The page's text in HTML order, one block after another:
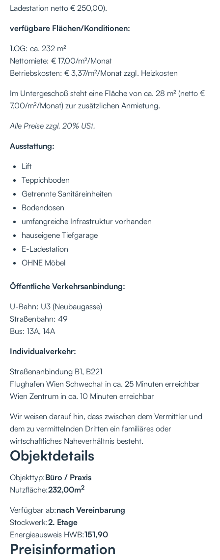
Ladestation netto € 250,00).
verfügbare Flächen/Konditionen:
1.OG: ca. 232 m²
Nettomiete: € 17,00/m²/Monat
Betriebskosten: € 3,37/m²/Monat zzgl. Heizkosten
Im Untergeschoß steht eine Fläche von ca. 28 m² (netto €
7,00/m²/Monat) zur zusätzlichen Anmietung.
Alle Preise zzgl. 20% USt.
Ausstattung:
Lift
Teppichboden
Getrennte Sanitäreinheiten
Bodendosen
umfangreiche Infrastruktur vorhanden
hauseigene Tiefgarage
E-Ladestation
OHNE Möbel
Öffentliche Verkehrsanbindung:
U-Bahn: U3 (Neubaugasse)
Straßenbahn: 49
Bus: 13A, 14A
Individualverkehr:
Straßenanbindung B1, B221
Flughafen Wien Schwechat in ca. 25 Minuten erreichbar
Wien Zentrum in ca. 10 Minuten erreichbar
Wir weisen darauf hin, dass zwischen dem Vermittler und
dem zu vermittelnden Dritten ein familiäres oder
wirtschaftliches Naheverhältnis besteht.
Objektdetails
Objekttyp:Büro / Praxis
Nutzfläche:232,00m2
Verfügbar ab:nach Vereinbarung
Stockwerk:2. Etage
Energieausweis HWB:151,90
Preisinformation